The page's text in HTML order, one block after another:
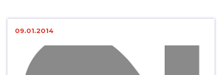
09.01.2014